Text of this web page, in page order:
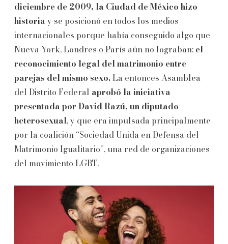
diciembre de 2009, la Ciudad de México hizo
historiay se posicionó en todos los medios
internacionales porque había conseguido algo que
Nueva York, Londres o París aún no lograban: el
reconocimiento legal del matrimonio entre
parejas del mismo sexo. La entonces Asamblea
del Distrito Federal aprobó la iniciativa
presentada por David Razú, un diputado
heterosexual, y que era impulsada principalmente
por la coalición “Sociedad Unida en Defensa del
Matrimonio Igualitario”, una red de organizaciones
del movimiento LGBT.